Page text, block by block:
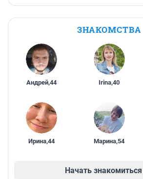
ЗНАКОМСТВА
Андрей,44 Irina,40
Ирина,44 Марина,54
Начать знакомиться